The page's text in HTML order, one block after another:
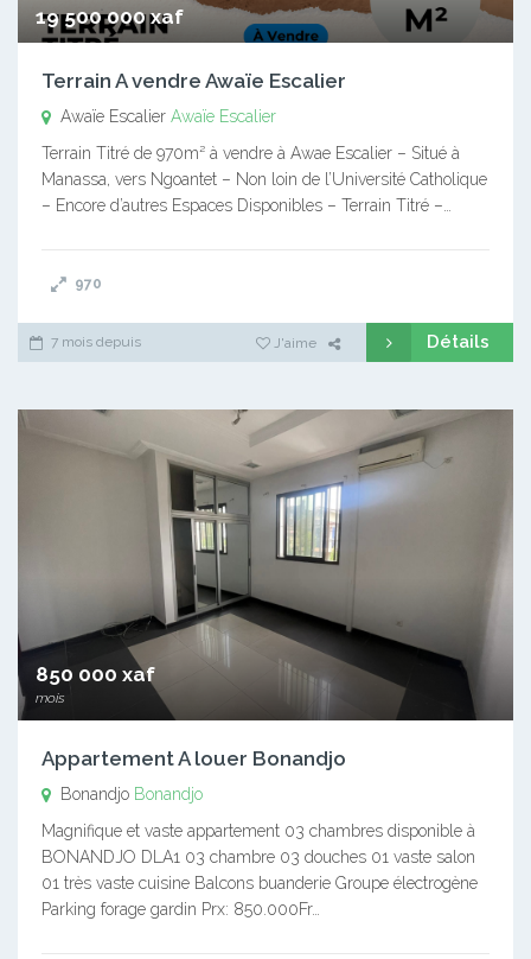
19 500 000 xaf
Terrain A vendre Awaïe Escalier
Awaïe Escalier Awaïe Escalier
Terrain Titré de 970m² à vendre à Awae Escalier – Situé à
Manassa, vers Ngoantet – Non loin de l’Université Catholique
– Encore d’autres Espaces Disponibles – Terrain Titré –…
970
7 mois depuis J'aime Détails
850 000 xaf
mois
Appartement A louer Bonandjo
Bonandjo Bonandjo
Magnifique et vaste appartement 03 chambres disponible à
BONANDJO DLA1 03 chambre 03 douches 01 vaste salon
01 très vaste cuisine Balcons buanderie Groupe électrogène
Parking forage gardin Prx: 850.000Fr…